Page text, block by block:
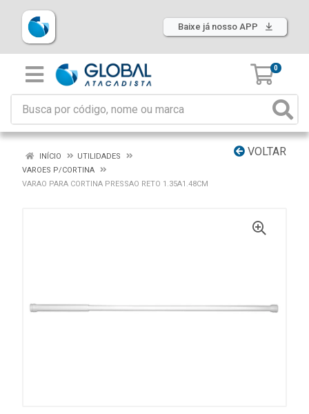
Baixe já nosso APP
0
VOLTAR
INÍCIO
UTILIDADES
VAROES P/CORTINA
VARAO PARA CORTINA PRESSAO RETO 1.35A1.48CM